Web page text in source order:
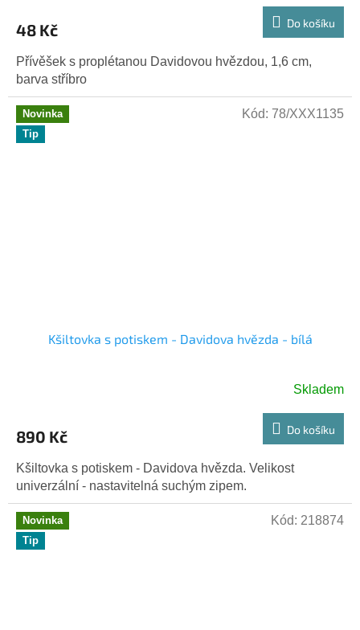
48 Kč Do košíku
Přívěšek s proplétanou Davidovou hvězdou, 1,6 cm,
barva stříbro
Novinka
Tip
Kšiltovka s potiskem - Davidova hvězda - bílá
Skladem
890 Kč Do košíku
Kšiltovka s potiskem - Davidova hvězda. Velikost
univerzální - nastavitelná suchým zipem.
Kód: 78/XXX1135
Novinka
Tip
Kód: 218874